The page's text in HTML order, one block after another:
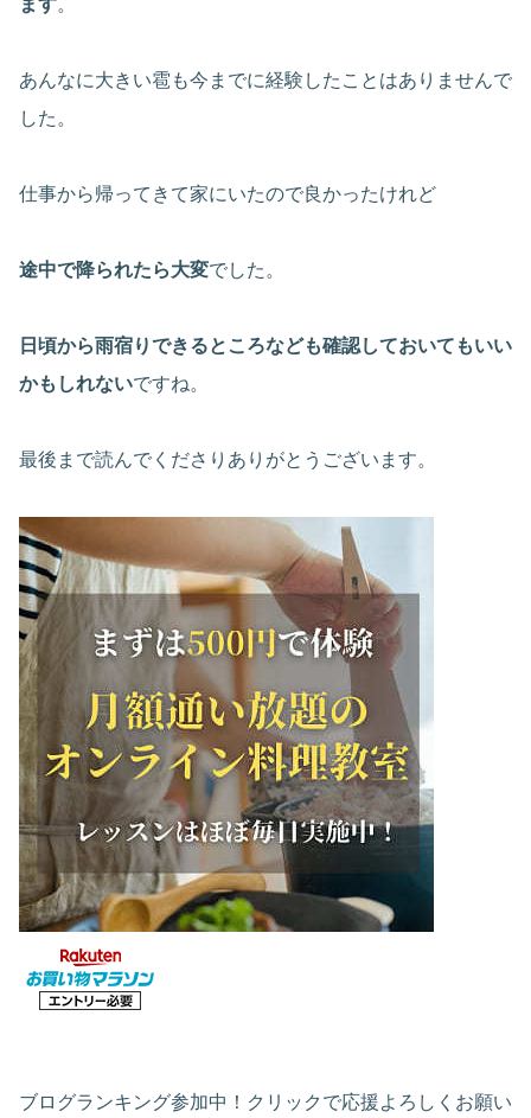
ます。
あんなに大きい雹も今までに経験したことはありませんで
した。
仕事から帰ってきて家にいたので良かったけれど
途中で降られたら大変でした。
日頃から雨宿りできるところなども確認しておいてもいい
かもしれないですね。
最後まで読んでくださりありがとうございます。
ブログランキング参加中！クリックで応援よろしくお願い